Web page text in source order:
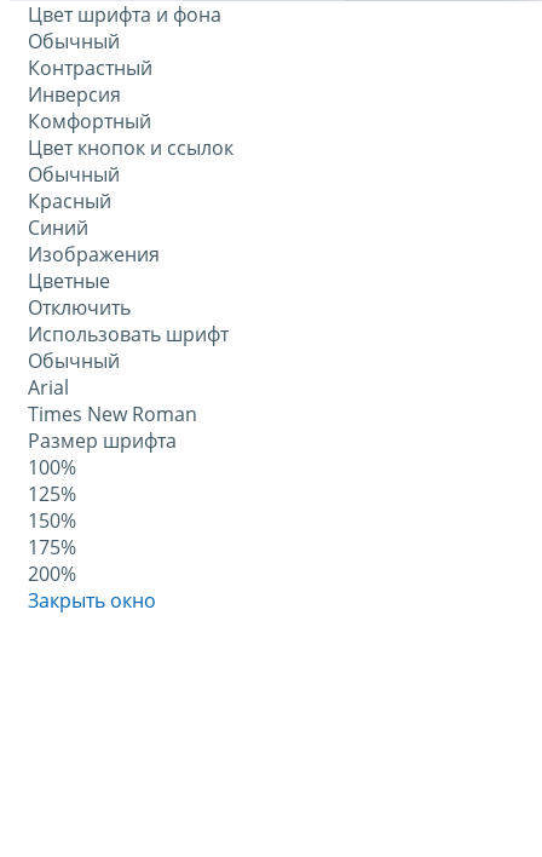
Цвет шрифта и фона
Обычный
Контрастный
Инверсия
Комфортный
Цвет кнопок и ссылок
Обычный
Красный
Синий
Изображения
Цветные
Отключить
Использовать шрифт
Обычный
Arial
Times New Roman
Размер шрифта
100%
125%
150%
175%
200%
Закрыть окно